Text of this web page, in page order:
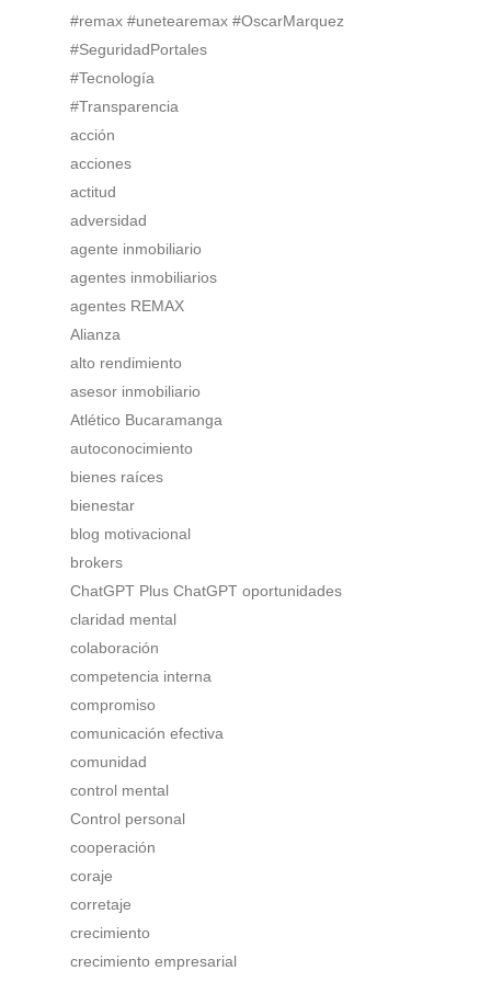
#remax #unetearemax #OscarMarquez
#SeguridadPortales
#Tecnología
#Transparencia
acción
acciones
actitud
adversidad
agente inmobiliario
agentes inmobiliarios
agentes REMAX
Alianza
alto rendimiento
asesor inmobiliario
Atlético Bucaramanga
autoconocimiento
bienes raíces
bienestar
blog motivacional
brokers
ChatGPT Plus ChatGPT oportunidades
claridad mental
colaboración
competencia interna
compromiso
comunicación efectiva
comunidad
control mental
Control personal
cooperación
coraje
corretaje
crecimiento
crecimiento empresarial